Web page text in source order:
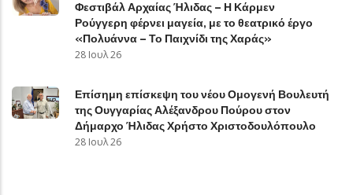
Φεστιβάλ Αρχαίας Ήλιδας – Η Κάρμεν
Ρούγγερη φέρνει μαγεία, με το θεατρικό έργο
«Πολυάννα – Το Παιχνίδι της Χαράς»
28 Ιουλ 26
Επίσημη επίσκεψη του νέου Ομογενή Βουλευτή
της Ουγγαρίας Αλέξανδρου Πούρου στον
Δήμαρχο Ήλιδας Χρήστο Χριστοδουλόπουλο
28 Ιουλ 26